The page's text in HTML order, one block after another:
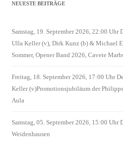
NEUESTE BEITRÄGE
Samstag, 19. September 2026, 22:00 Uhr
Ulla Keller (v), Dirk Kunz (b) & Michael
Sommer, Opener Band 2026, Cavete
Freitag, 18. September 2026, 17:00 Uhr
Keller (v)Promotionsjubiläum der
Aula
Samstag, 05. September 2026, 15:00 Uhr
Weidenhausen